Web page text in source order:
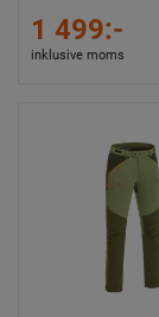
1 499:-
inklusive moms